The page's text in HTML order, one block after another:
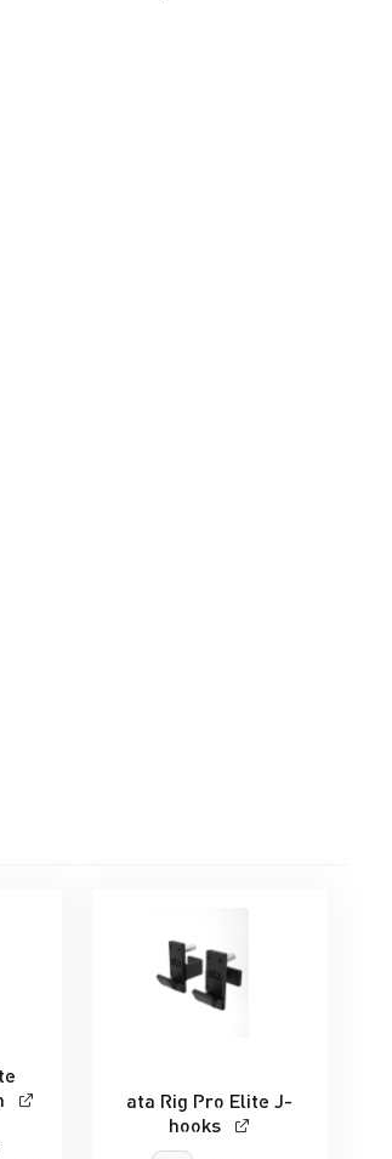
ata Rig Pro Elite J-
hooks